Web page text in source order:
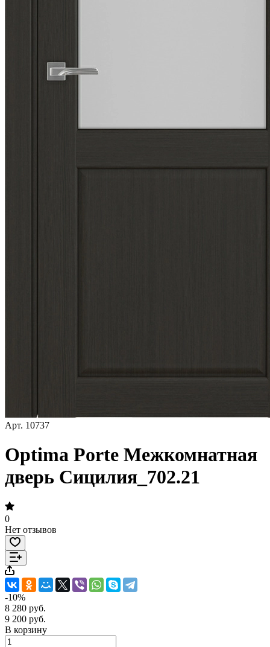
Арт. 10737
Optima Porte Межкомнатная
дверь Сицилия_702.21
0
Нет отзывов
-10%
8 280 руб.
9 200 руб.
В корзину